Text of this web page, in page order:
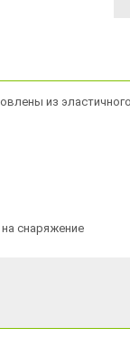
из
снаряжение